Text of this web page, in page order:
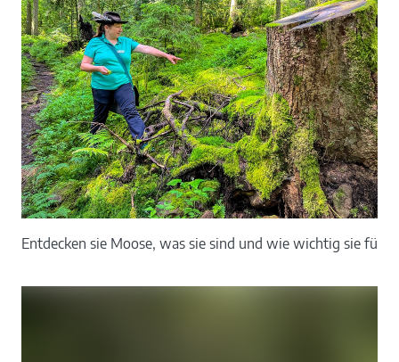
Entdecken sie Moose, was sie sind und wie wichtig sie für